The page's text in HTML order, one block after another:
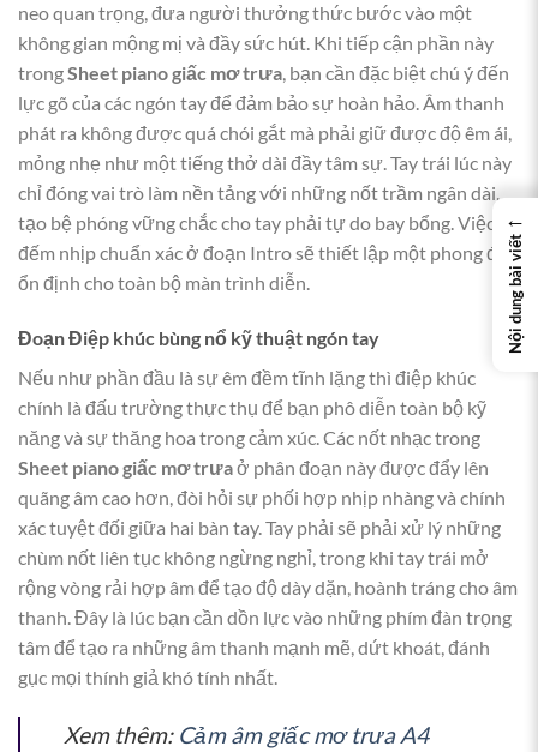
neo quan trọng, đưa người thưởng thức bước vào một
không gian mộng mị và đầy sức hút. Khi tiếp cận phần này
trongSheet piano giấc mơ trưa, bạn cần đặc biệt chú ý đến
lực gõ của các ngón tay để đảm bảo sự hoàn hảo. Âm thanh
phát ra không được quá chói gắt mà phải giữ được độ êm ái,
mỏng nhẹ như một tiếng thở dài đầy tâm sự. Tay trái lúc này
chỉ đóng vai trò làm nền tảng với những nốt trầm ngân dài,
tạo bệ phóng vững chắc cho tay phải tự do bay bổng. Việc
đếm nhịp chuẩn xác ở đoạn Intro sẽ thiết lập một phong độ
ổn định cho toàn bộ màn trình diễn.
Đoạn Điệp khúc bùng nổ kỹ thuật ngón tay
Nếu như phần đầu là sự êm đềm tĩnh lặng thì điệp khúc
chính là đấu trường thực thụ để bạn phô diễn toàn bộ kỹ
năng và sự thăng hoa trong cảm xúc. Các nốt nhạc trong
Sheet piano giấc mơ trưaở phân đoạn này được đẩy lên
quãng âm cao hơn, đòi hỏi sự phối hợp nhịp nhàng và chính
xác tuyệt đối giữa hai bàn tay. Tay phải sẽ phải xử lý những
chùm nốt liên tục không ngừng nghỉ, trong khi tay trái mở
rộng vòng rải hợp âm để tạo độ dày dặn, hoành tráng cho âm
thanh. Đây là lúc bạn cần dồn lực vào những phím đàn trọng
tâm để tạo ra những âm thanh mạnh mẽ, dứt khoát, đánh
gục mọi thính giả khó tính nhất.
Xem thêm: Cảm âm giấc mơ trưa A4
←
Nội dung bài viết